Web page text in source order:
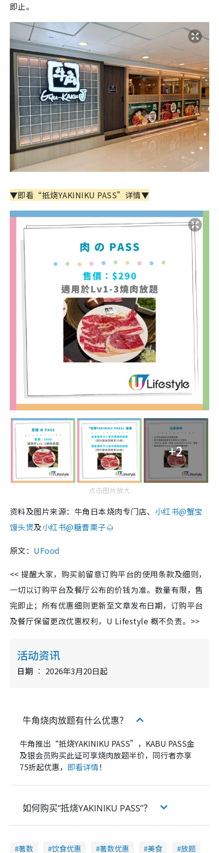
即止。
▼即看“抵烧YAKINIKU PASS”详情▼
+2
点击图片放大
资料及图片来源：牛角日本烧肉专门店、 小红书@蟹宝
馒头煲及小红书@糖曹栗子🌰
原文： UFood
<< 提醒大家，购买前留意订购平台的使用条款及细则，
一切以订购平台及餐厅公布的价钱为准。数量有限，售
完即止；所有优惠细则更新至文章发布日期，订购平台
及餐厅保留更改优惠权利，U Lifestyle 概不负责。>>
活动资讯
日期 2026年3月20日起
牛角烧肉放题有什么优惠？
牛角推出“抵烧YAKINIKU PASS”，KABU PASS金
及银会员购买此证可享烧肉放题半价，同行者亦享
75折起优惠， 即看详情！
如何购买“抵烧YAKINIKU PASS”？
著数 饮食优惠 著数优惠 美食 放题